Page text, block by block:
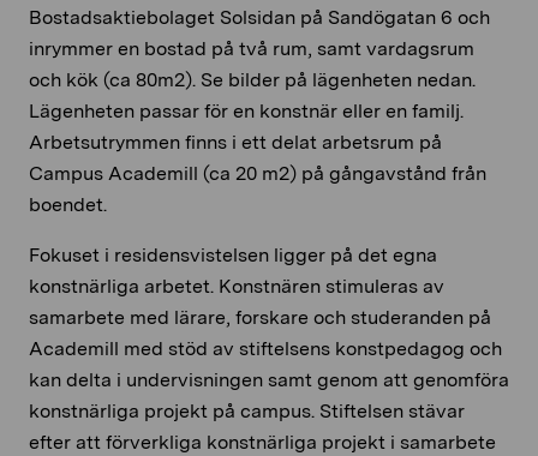
Bostadsaktiebolaget Solsidan på Sandögatan 6 och
inrymmer en bostad på två rum, samt vardagsrum
och kök (ca 80m2). Se bilder på lägenheten nedan.
Lägenheten passar för en konstnär eller en familj.
Arbetsutrymmen finns i ett delat arbetsrum på
Campus Academill (ca 20 m2) på gångavstånd från
boendet.
Fokuset i residensvistelsen ligger på det egna
konstnärliga arbetet. Konstnären stimuleras av
samarbete med lärare, forskare och studeranden på
Academill med stöd av stiftelsens konstpedagog och
kan delta i undervisningen samt genom att genomföra
konstnärliga projekt på campus. Stiftelsen stävar
efter att förverkliga konstnärliga projekt i samarbete